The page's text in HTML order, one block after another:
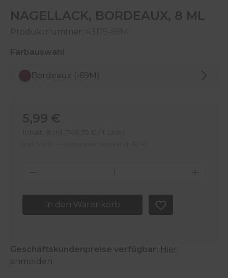
NAGELLACK, BORDEAUX, 8 ML
Produktnummer: 43179-69M
Farbauswahl
Bordeaux (-69M)
Regulärer Preis:
5,99 €
Inhalt: 8 ml (748,75 € / 1 Liter)
Produkt Anzahl: Gib den
In den Warenkorb
Geschäftskundenpreise verfügbar: Hier
anmelden